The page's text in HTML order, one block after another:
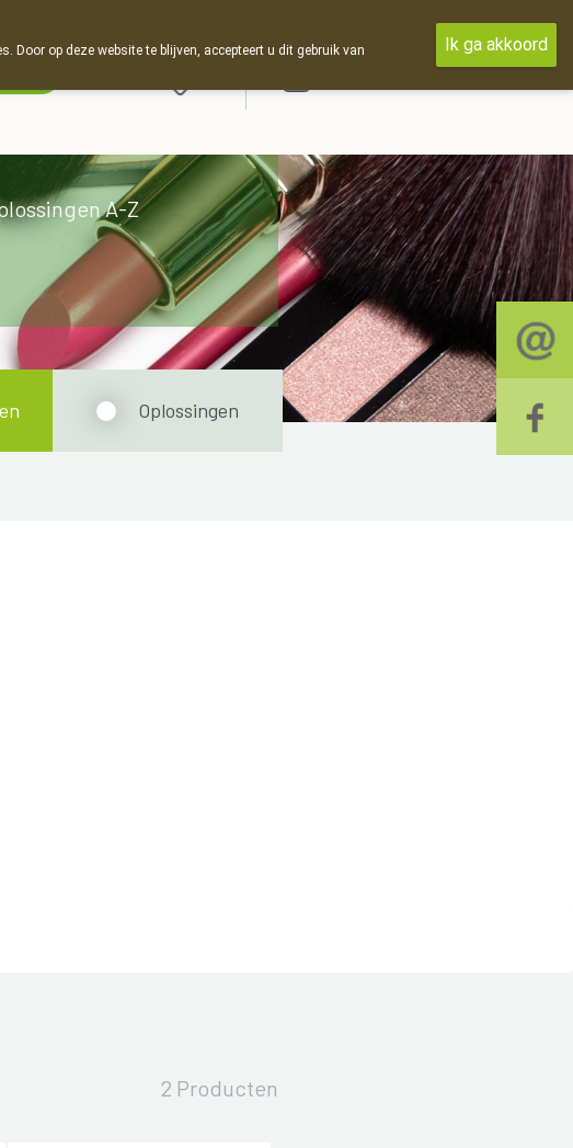
A-Z
Oplossingen
2 Producten
Door op deze website te blijven, accepteert u dit gebruik van
Ik ga akkoord